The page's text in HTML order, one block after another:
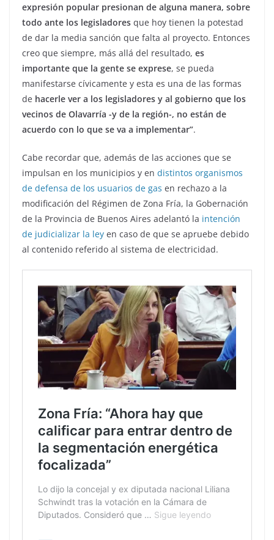
expresión popular presionan de alguna manera, sobre
todo ante los legisladores que hoy tienen la potestad
de dar la media sanción que falta al proyecto. Entonces
creo que siempre, más allá del resultado, es
importante que la gente se exprese, se pueda
manifestarse cívicamente y esta es una de las formas
de hacerle ver a los legisladores y al gobierno que los
vecinos de Olavarría -y de la región-, no están de
acuerdo con lo que se va a implementar”.
Cabe recordar que, además de las acciones que se
impulsan en los municipios y en distintos organismos
de defensa de los usuarios de gas en rechazo a la
modificación del Régimen de Zona Fría, la Gobernación
de la Provincia de Buenos Aires adelantó la intención
de judicializar la ley en caso de que se apruebe debido
al contenido referido al sistema de electricidad.